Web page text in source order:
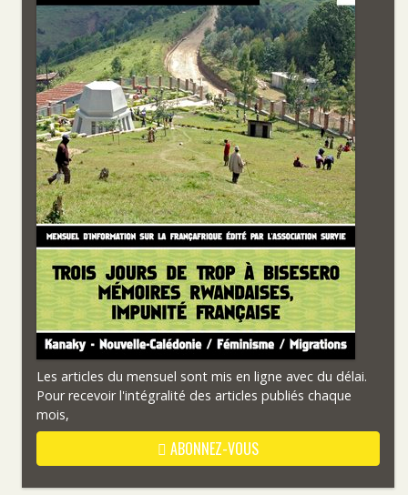
Les articles du mensuel sont mis en ligne avec du délai.
Pour recevoir l'intégralité des articles publiés chaque
mois,
ABONNEZ-VOUS